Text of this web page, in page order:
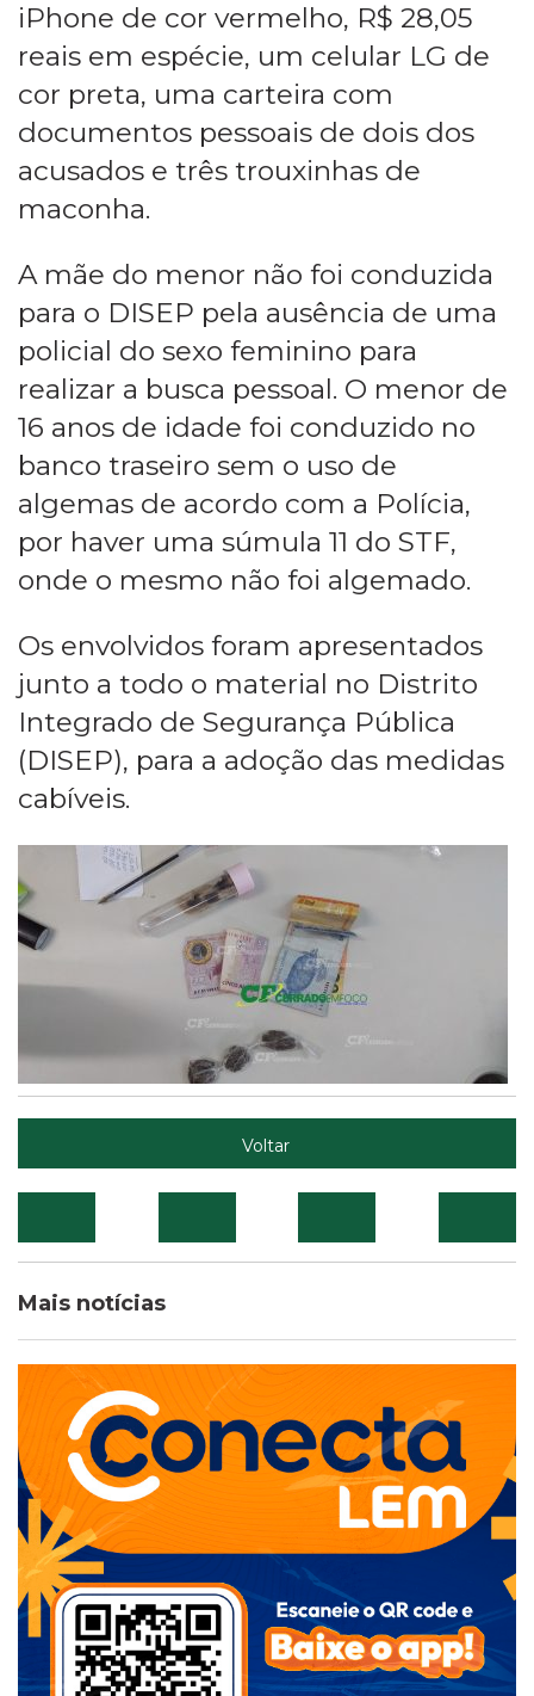
iPhone de cor vermelho, R$ 28,05
reais em espécie, um celular LG de
cor preta, uma carteira com
documentos pessoais de dois dos
acusados e três trouxinhas de
maconha.
A mãe do menor não foi conduzida
para o DISEP pela ausência de uma
policial do sexo feminino para
realizar a busca pessoal. O menor de
16 anos de idade foi conduzido no
banco traseiro sem o uso de
algemas de acordo com a Polícia,
por haver uma súmula 11 do STF,
onde o mesmo não foi algemado.
Os envolvidos foram apresentados
junto a todo o material no Distrito
Integrado de Segurança Pública
(DISEP), para a adoção das medidas
cabíveis.
Voltar
Mais notícias